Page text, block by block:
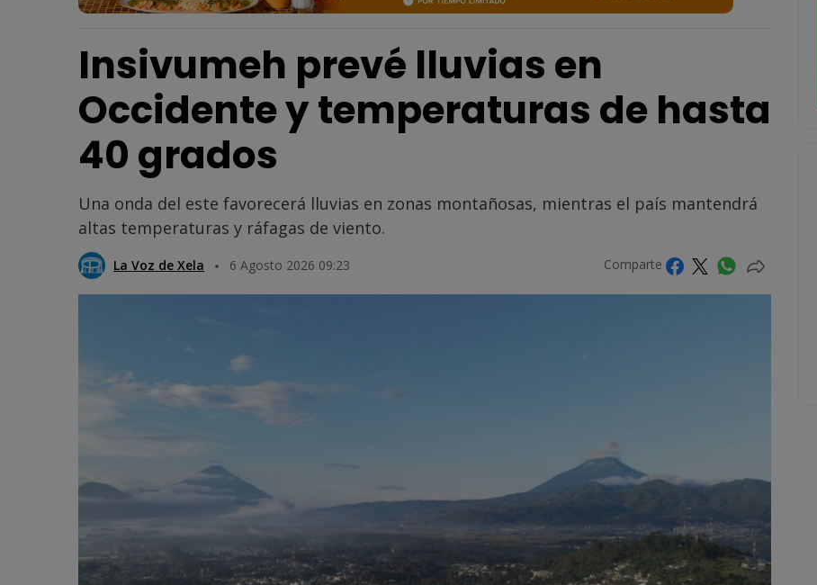
Insivumeh prevé lluvias en
Occidente y temperaturas de hasta
40 grados
Una onda del este favorecerá lluvias en zonas montañosas, mientras el país mantendrá
altas temperaturas y ráfagas de viento.
La Voz de Xela 6 Agosto 2026 09:23 Comparte